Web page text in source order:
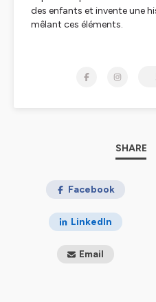
des enfants et invente une
mêlant ces éléments.
SHARE
Facebook
LinkedIn
Email